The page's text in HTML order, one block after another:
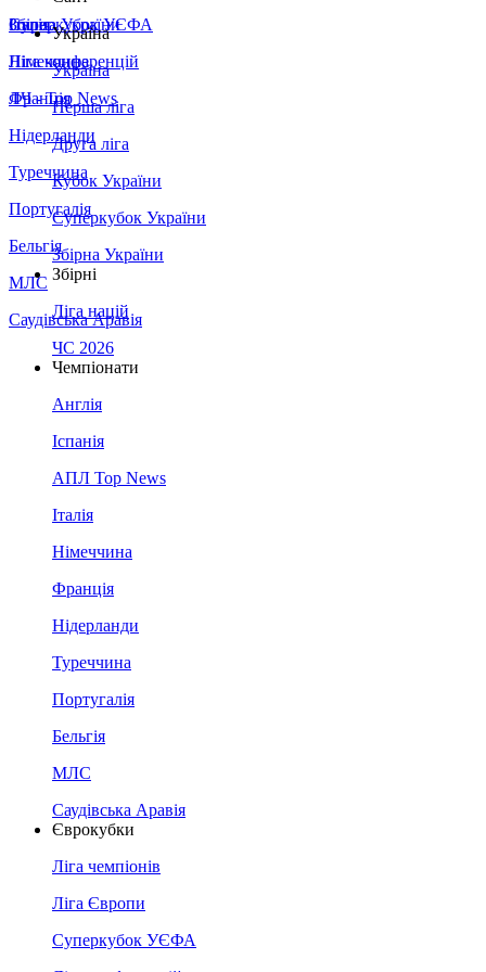
Збірна України
Італія
Німеччина
Франція
Нідерланди
Туреччина
Португалія
Бельгія
МЛС
Саудівська Аравія
Суперкубок УЄФА
Ліга конференцій
ЛЧ - Top News
Україна
Україна
Перша ліга
Друга ліга
Кубок України
Суперкубок України
Збірна України
Збірні
Ліга націй
ЧС 2026
Чемпіонати
Англія
Іспанія
АПЛ Top News
Італія
Німеччина
Франція
Нідерланди
Туреччина
Португалія
Бельгія
МЛС
Саудівська Аравія
Єврокубки
Ліга чемпіонів
Ліга Європи
Суперкубок УЄФА